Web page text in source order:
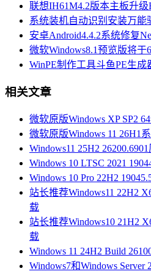
联想IH61M4.2版本主板升
系统装机自动识别安装万能
安卓Android4.4.2系统修复
微软Windows8.1预览版将
WinPE制作工具斗鱼PE生成
相关文章
微软原版Windows XP SP2
微软原版Windows 11 26H1
Windows11 25H2
Windows 10 LTSC 2021
Windows 10 Pro 22H2
站长推荐Windows11 22H2
载
站长推荐Windows10 21H2
载
Windows 11 24H2 Build
Windows7和Windows